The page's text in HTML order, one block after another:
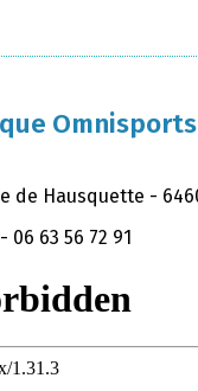
Omnisports
de Hausquette -
- 06 63 56 72 91